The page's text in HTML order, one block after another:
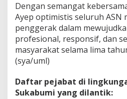
Dengan semangat
Ayep optimistis seluruh ASN
penggerak dalam
profesional, responsif, dan
masyarakat selama lima
(sya/uml)
Daftar pejabat di
Sukabumi yang dilantik: